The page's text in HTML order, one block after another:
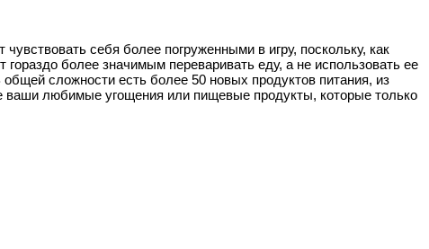
себя более погруженными в игру, поскольку, как
гораздо более значимым переваривать еду, а не использовать ее
сложности есть более 50 новых продуктов питания, из
ваши любимые угощения или пищевые продукты, которые только